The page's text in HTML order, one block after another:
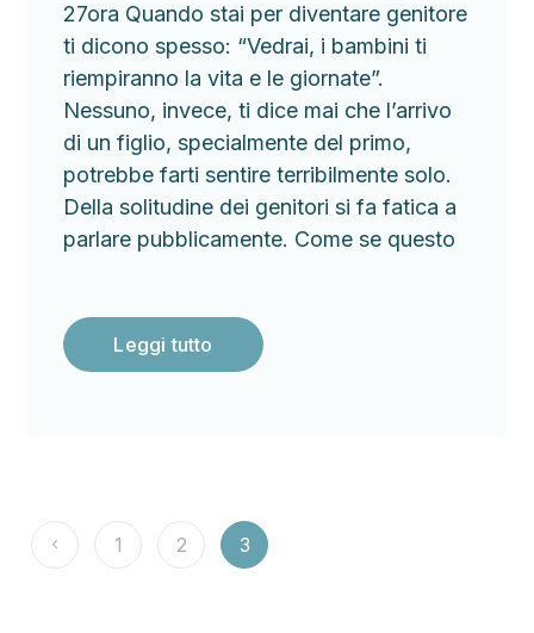
27ora Quando stai per diventare genitore
ti dicono spesso: “Vedrai, i bambini ti
riempiranno la vita e le giornate”.
Nessuno, invece, ti dice mai che l’arrivo
di un figlio, specialmente del primo,
potrebbe farti sentire terribilmente solo.
Della solitudine dei genitori si fa fatica a
parlare pubblicamente. Come se questo
Leggi tutto
1 2 3